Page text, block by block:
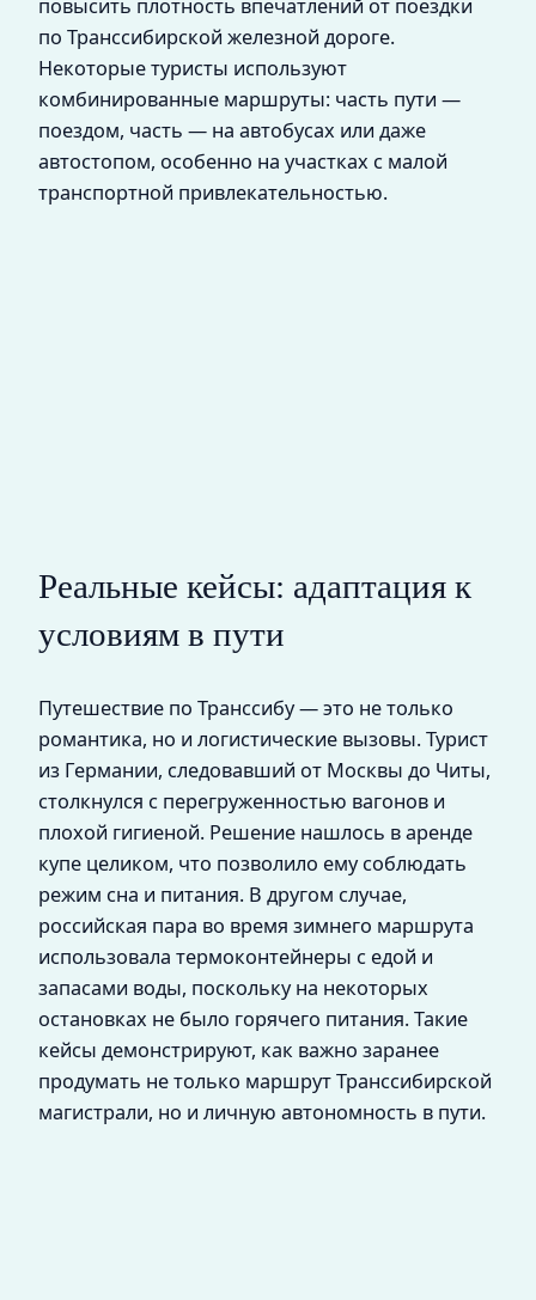
повысить плотность впечатлений от поездки
по Транссибирской железной дороге.
Некоторые туристы используют
комбинированные маршруты: часть пути —
поездом, часть — на автобусах или даже
автостопом, особенно на участках с малой
транспортной привлекательностью.
Реальные кейсы: адаптация к
условиям в пути
Путешествие по Транссибу — это не только
романтика, но и логистические вызовы. Турист
из Германии, следовавший от Москвы до Читы,
столкнулся с перегруженностью вагонов и
плохой гигиеной. Решение нашлось в аренде
купе целиком, что позволило ему соблюдать
режим сна и питания. В другом случае,
российская пара во время зимнего маршрута
использовала термоконтейнеры с едой и
запасами воды, поскольку на некоторых
остановках не было горячего питания. Такие
кейсы демонстрируют, как важно заранее
продумать не только маршрут Транссибирской
магистрали, но и личную автономность в пути.